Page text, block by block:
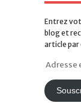
EMAIL..
Entrez
article par